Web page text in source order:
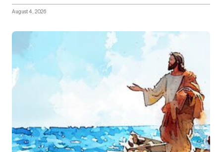
August 4, 2026